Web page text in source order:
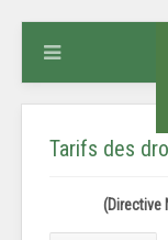
Tarifs des
(Directive